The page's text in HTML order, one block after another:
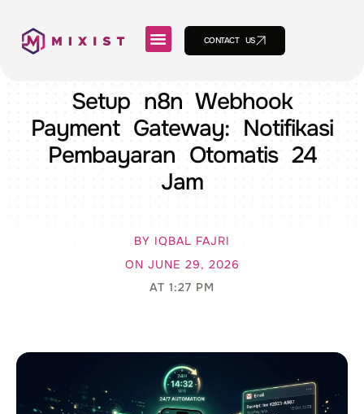
CONTACT US
Setup n8n Webhook
Payment Gateway: Notifikasi
Pembayaran Otomatis 24
Jam
BY IQBAL FAJRI
ON JUNE 29, 2026
AT 1:27 PM